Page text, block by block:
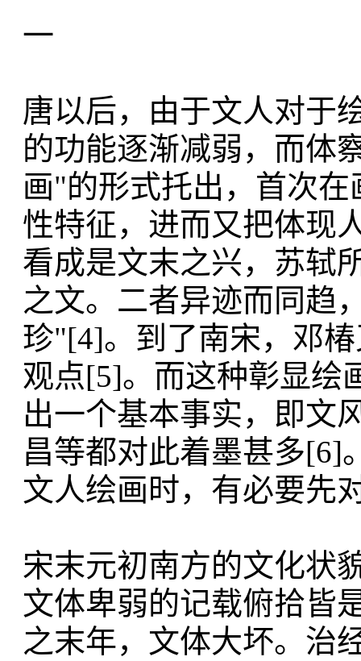
一
唐以后，由于文人对于
的功能逐渐减弱，而体
画"的形式托出，首次
性特征，进而又把体现
看成是文末之兴，苏轼
之文。二者异迹而同趋
珍"[4]。到了南宋，邓
观点[5]。而这种彰显绘
出一个基本事实，即文
昌等都对此着墨甚多[6]
文人绘画时，有必要先
宋末元初南方的文化状
文体卑弱的记载俯拾皆
之末年，文体大坏。治